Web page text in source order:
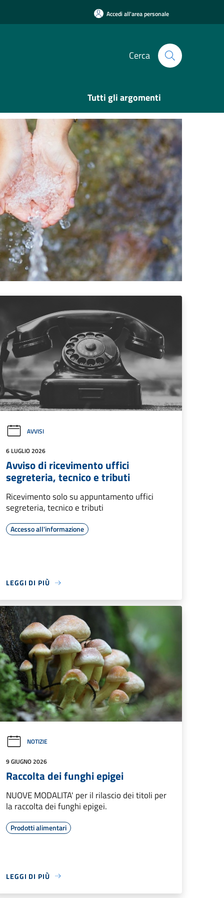
Accedi all'area personale
Cerca
Tutti gli argomenti
AVVISI
6 LUGLIO 2026
Avviso di ricevimento uffici
segreteria, tecnico e tributi
Ricevimento solo su appuntamento uffici
segreteria, tecnico e tributi
Accesso all'informazione
LEGGI DI PIÙ
NOTIZIE
9 GIUGNO 2026
Raccolta dei funghi epigei
NUOVE MODALITA' per il rilascio dei titoli per
la raccolta dei funghi epigei.
Prodotti alimentari
LEGGI DI PIÙ